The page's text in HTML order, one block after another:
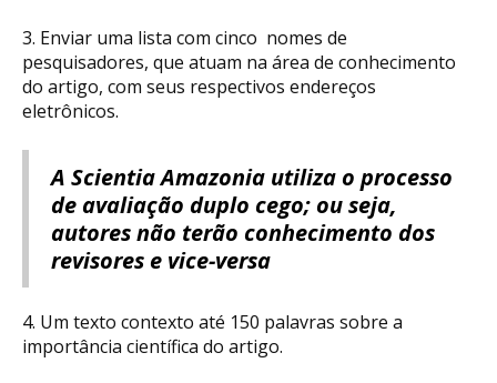
3. Enviar uma lista com cinco nomes de
pesquisadores, que atuam na área de conhecimento
do artigo, com seus respectivos endereços
eletrônicos.
A Scientia Amazonia utiliza o processo
de avaliação duplo cego; ou seja,
autores não terão conhecimento dos
revisores e vice-versa
4. Um texto contexto até 150 palavras sobre a
importância científica do artigo.